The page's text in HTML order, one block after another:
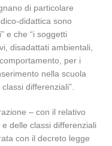
di particolare
didattica sono
e che “i soggetti
disadattati ambientali,
per i
nella scuola
differenziali”.
– con il relativo
delle classi differenziali
con il decreto legge